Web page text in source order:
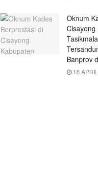
Oknum
Cisayong
Banprov
16